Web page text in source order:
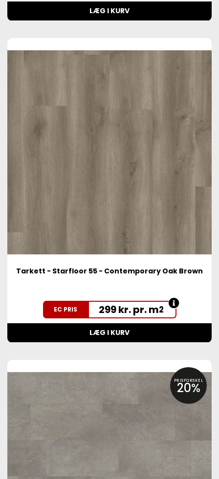
LÆG I KURV
Tarkett - Starfloor 55 - Contemporary Oak Brown
EC PRIS 299 kr. pr. m2
LÆG I KURV
PRISFORSKEL
20%